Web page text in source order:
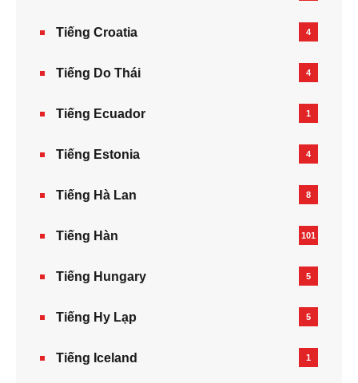
Tiếng Croatia 4
Tiếng Do Thái 4
Tiếng Ecuador 1
Tiếng Estonia 4
Tiếng Hà Lan 8
Tiếng Hàn 101
Tiếng Hungary 5
Tiếng Hy Lạp 5
Tiếng Iceland 1